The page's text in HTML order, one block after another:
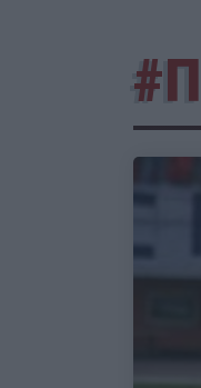
#Π